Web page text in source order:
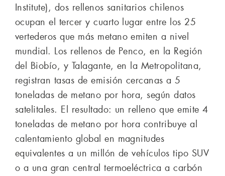
Institute), dos rellenos sanitarios chilenos
ocupan el tercer y cuarto lugar entre los 25
vertederos que más metano emiten a nivel
mundial. Los rellenos de Penco, en la Región
del Biobío, y Talagante, en la Metropolitana,
registran tasas de emisión cercanas a 5
toneladas de metano por hora, según datos
satelitales. El resultado: un relleno que emite 4
toneladas de metano por hora contribuye al
calentamiento global en magnitudes
equivalentes a un millón de vehículos tipo SUV
o a una gran central termoeléctrica a carbón